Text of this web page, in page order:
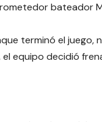
bateador
terminó el juego,
equipo decidió